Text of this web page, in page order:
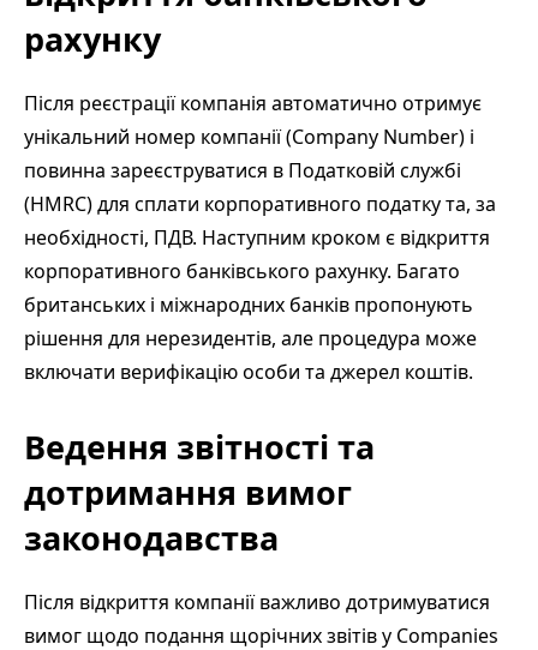
рахунку
Після реєстрації компанія автоматично отримує
унікальний номер компанії (Company Number) і
повинна зареєструватися в Податковій службі
(HMRC) для сплати корпоративного податку та, за
необхідності, ПДВ. Наступним кроком є відкриття
корпоративного банківського рахунку. Багато
британських і міжнародних банків пропонують
рішення для нерезидентів, але процедура може
включати верифікацію особи та джерел коштів.
Ведення звітності та
дотримання вимог
законодавства
Після відкриття компанії важливо дотримуватися
вимог щодо подання щорічних звітів у Companies